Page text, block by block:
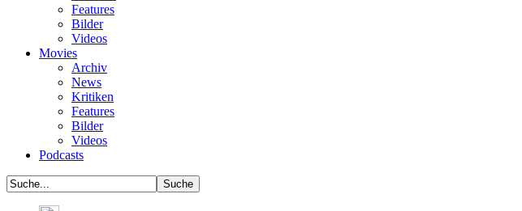
Features
Bilder
Videos
Movies
Archiv
News
Kritiken
Features
Bilder
Videos
Podcasts